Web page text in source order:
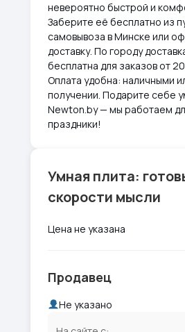
невероятно быстрой и
Заберите её бесплатно из
самовывоза в Минске или
доставку. По городу
бесплатна для заказов от
Оплата удобна: наличными
получении. Подарите себе
Newton.by — мы работаем
праздники!
Умная плита:
скорости мысли
Цена не указана
Продавец
Не указано